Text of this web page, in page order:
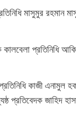
মাসুমুর রহমান
প্রতিনিধি
কাজী এনামুল
প্রতিবেদক জাহিদ